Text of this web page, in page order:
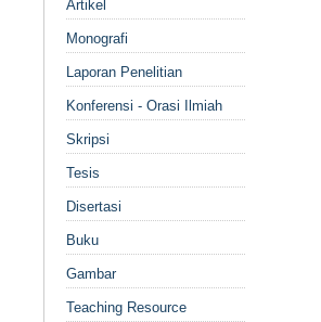
Artikel
Monografi
Laporan Penelitian
Konferensi - Orasi Ilmiah
Skripsi
Tesis
Disertasi
Buku
Gambar
Teaching Resource